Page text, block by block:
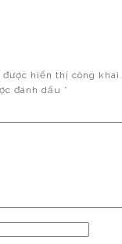
được hiển thị công khai.
đánh dấu *